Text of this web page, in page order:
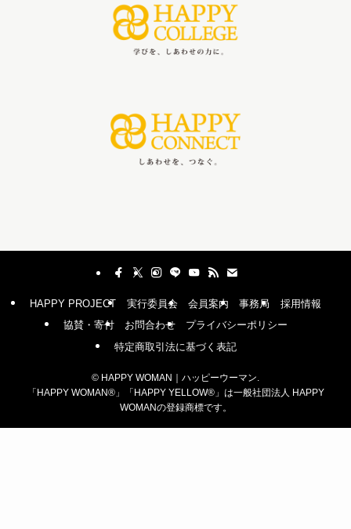
HAPPY PROJECT 実行委員会 会員案内 事務局
採用情報
協賛・寄付
お問合わせ
プライバシーポリシー
特定商取引法に基づく表記
© HAPPY WOMAN｜ハッピーウーマン.
「HAPPY WOMAN®︎」「HAPPY YELLOW®︎」は一般社団法人 HAPPY
WOMANの登録商標です。